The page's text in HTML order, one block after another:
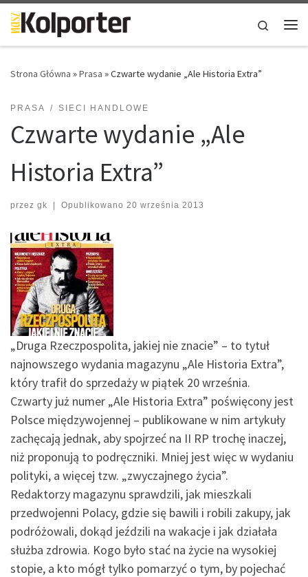
Skip to content
Search
Strona Główna »Prasa »Czwarte wydanie „Ale Historia Extra”
PRASA SIECI HANDLOWE
Czwarte wydanie „Ale
Historia Extra”
przez gk | Opublikowano 20 września 2013
„Druga Rzeczpospolita, jakiej nie znacie” – to tytuł
najnowszego wydania magazynu „Ale Historia Extra”,
który trafił do sprzedaży w piątek 20 września.
Czwarty już numer „Ale Historia Extra” poświęcony jest
Polsce międzywojennej – publikowane w nim artykuły
zachęcają jednak, aby spojrzeć na II RP trochę inaczej,
niż proponują to podręczniki. Mniej jest więc w wydaniu
polityki, a więcej tzw. „zwyczajnego życia”.
Redaktorzy magazynu sprawdzili, jak mieszkali
przedwojenni Polacy, gdzie się bawili i robili zakupy, jak
podróżowali, dokąd jeździli na wakacje i jak działała
służba zdrowia. Kogo było stać na życie na wysokiej
stopie, a kto mógł tylko pomarzyć o tym, by pojechać